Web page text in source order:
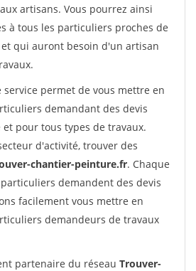
artisans. Vous pourrez ainsi
à tous les particuliers proches de
qui auront besoin d'un artisan
permet de vous mettre en
demandant des devis
pour tous types de travaux.
d'activité, trouver des
chantier-peinture.fr. Chaque
demandent des devis
facilement vous mettre en
demandeurs de travaux
partenaire du réseau Trouver-